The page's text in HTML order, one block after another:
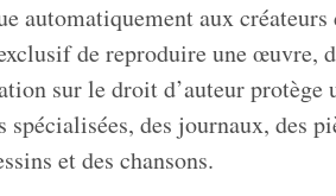
automatiquement aux
de reproduire une œuvre,
sur le droit d’auteur protège
spécialisées, des journaux, des
et des chansons.